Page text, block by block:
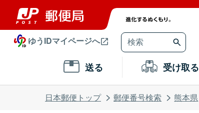
ゆうIDマイページへ
送る 受け取る
日本郵便トップ 郵便番号検索 熊本県